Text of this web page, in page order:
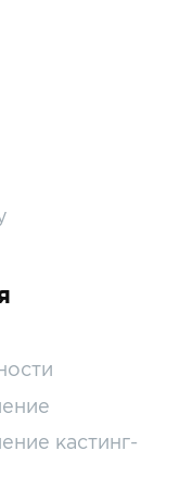
кастинг-